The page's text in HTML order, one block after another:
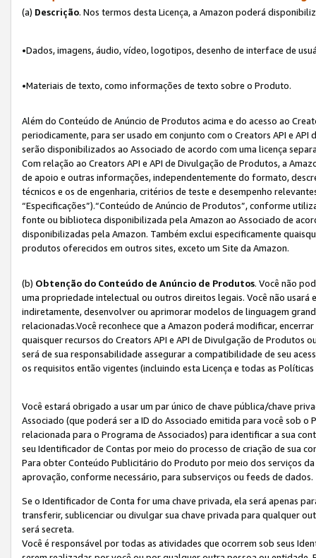
(a) Descrição. Nos termos desta Licença, a Amazon poderá
•Dados, imagens, áudio, vídeo, logotipos, desenho de interface de
•Materiais de texto, como informações de texto sobre o Produto.
Além do Conteúdo de Anúncio de Produtos acima e do acesso ao
periodicamente, para ser usado em conjunto com o Creators API e
serão disponibilizados ao Associado de acordo com uma licença
Com relação ao Creators API e API de Divulgação de Produtos, a
de apoio e outras informações, independentemente do formato,
técnicos e os de engenharia, critérios de teste e desempenho
“Especificações”).“Conteúdo de Anúncio de Produtos”, conforme
fonte ou biblioteca disponibilizada pela Amazon ao Associado de
disponibilizadas pela Amazon. Também exclui especificamente
produtos oferecidos em outros sites, exceto um Site da Amazon.
(b) Obtenção do Conteúdo de Anúncio de Produtos. Você não
uma propriedade intelectual ou outros direitos legais. Você não
indiretamente, desenvolver ou aprimorar modelos de linguagem
relacionadas.Você reconhece que a Amazon poderá modificar,
quaisquer recursos do Creators API e API de Divulgação de Produtos
será de sua responsabilidade assegurar a compatibilidade de seu
os requisitos então vigentes (incluindo esta Licença e todas as
Você estará obrigado a usar um par único de chave pública/chave
Associado (que poderá ser a ID do Associado emitida para você sob
relacionada para o Programa de Associados) para identificar a sua
seu Identificador de Contas por meio do processo de criação de sua
Para obter Conteúdo Publicitário do Produto por meio dos serviços
aprovação, conforme necessário, para subserviços ou feeds de dados.
Se o Identificador de Conta for uma chave privada, ela será apenas
transferir, sublicenciar ou divulgar sua chave privada para qualquer
será secreta.
Você é responsável por todas as atividades que ocorrem sob seus